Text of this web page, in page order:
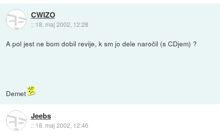
CWIZO
:: 18. maj 2002, 12:28
A pol jest ne bom dobil revije, k sm jo dele naročil (s CDjem) ?
Demet
Jeebs
:: 18. maj 2002, 12:46